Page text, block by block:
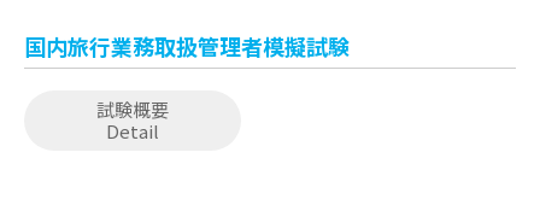
国内旅行業務取扱管理者模擬試験
試験概要
Detail